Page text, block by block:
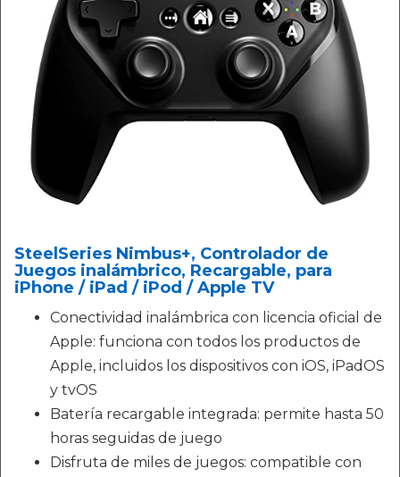
SteelSeries Nimbus+, Controlador de
Juegos inalámbrico, Recargable, para
iPhone / iPad / iPod / Apple TV
Conectividad inalámbrica con licencia oficial de
Apple: funciona con todos los productos de
Apple, incluidos los dispositivos con iOS, iPadOS
y tvOS
Batería recargable integrada: permite hasta 50
horas seguidas de juego
Disfruta de miles de juegos: compatible con